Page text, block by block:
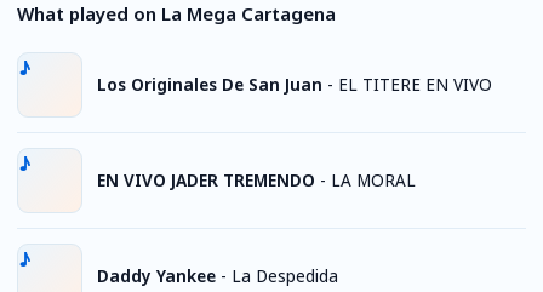
What played on La Mega Cartagena
Los Originales De San Juan - EL TITERE EN VIVO
EN VIVO JADER TREMENDO - LA MORAL
Daddy Yankee - La Despedida